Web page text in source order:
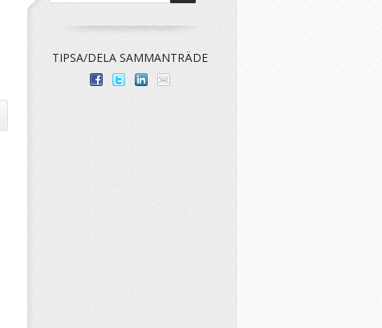
TIPSA/DELA SAMMANTRÄDE